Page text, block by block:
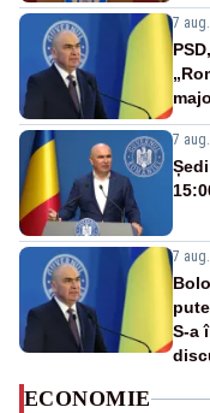
7
7
7
S-a
ECONOMIE